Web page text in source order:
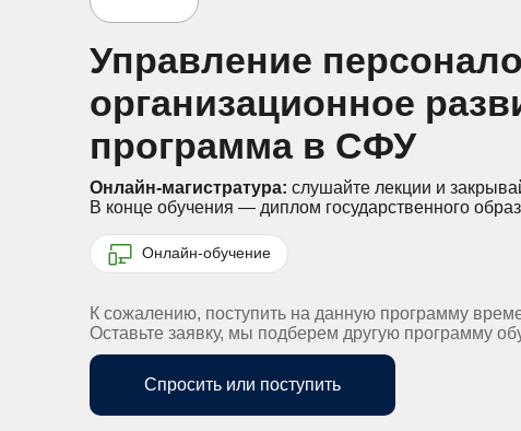
Управление
организационное
программа в СФУ
Онлайн-магистратура: слушайте лекции и
В конце обучения — диплом государственного
Онлайн-обучение
К сожалению, поступить на данную программу
Оставьте заявку, мы подберем другую программу
Спросить или поступить